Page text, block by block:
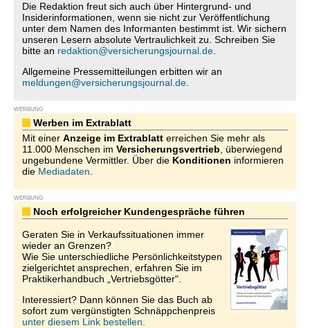
Die Redaktion freut sich auch über Hintergrund- und
Insiderinformationen, wenn sie nicht zur Veröffentlichung
unter dem Namen des Informanten bestimmt ist. Wir sichern
unseren Lesern absolute Vertraulichkeit zu. Schreiben Sie
bitte an redaktion@versicherungsjournal.de
Allgemeine Pressemitteilungen erbitten wir an
meldungen@versicherungsjournal.de
WERBUNG
Werben im Extrablatt
Mit einer Anzeige im Extrablatt erreichen Sie mehr als
11.000 Menschen im Versicherungsvertrieb , überwiegend
ungebundene Vermittler. Über die Konditionen informieren
die Mediadaten
WERBUNG
Noch erfolgreicher Kundengespräche führen
Geraten Sie in Verkaufssituationen immer
wieder an Grenzen?
Wie Sie unterschiedliche Persönlichkeitstypen
zielgerichtet ansprechen, erfahren Sie im
Praktikerhandbuch „Vertriebsgötter“.
Interessiert? Dann können Sie das Buch ab
sofort zum vergünstigten Schnäppchenpreis
unter diesem Link bestellen.